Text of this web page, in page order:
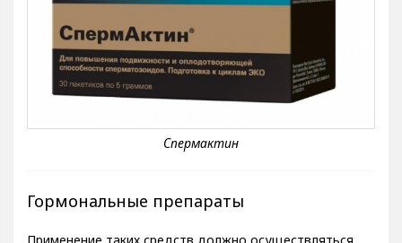
Гормональные препараты